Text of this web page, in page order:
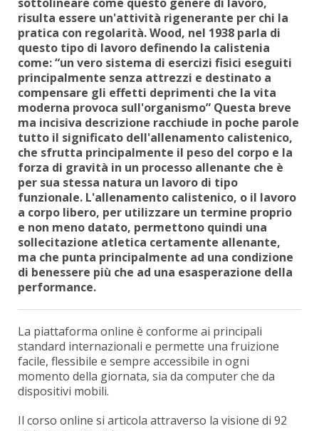
risulta essere un'attività rigenerante per chi la
pratica con regolarità. Wood, nel 1938 parla di
questo tipo di lavoro definendo la calistenia
come: “un vero sistema di esercizi fisici eseguiti
principalmente senza attrezzi e destinato a
compensare gli effetti deprimenti che la vita
moderna provoca sull'organismo” Questa breve
ma incisiva descrizione racchiude in poche parole
tutto il significato dell'allenamento calistenico,
che sfrutta principalmente il peso del corpo e la
forza di gravità in un processo allenante che è
per sua stessa natura un lavoro di tipo
funzionale. L'allenamento calistenico, o il lavoro
a corpo libero, per utilizzare un termine proprio
e non meno datato, permettono quindi una
sollecitazione atletica certamente allenante,
ma che punta principalmente ad una condizione
di benessere più che ad una esasperazione della
performance.
La piattaforma online è conforme ai principali
standard internazionali e permette una fruizione
facile, flessibile e sempre accessibile in ogni
momento della giornata, sia da computer che da
dispositivi mobili.
Il corso online si articola attraverso la visione di 92